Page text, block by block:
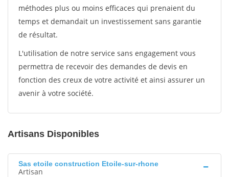
méthodes plus ou moins efficaces qui prenaient du
temps et demandait un investissement sans garantie
de résultat.
L'utilisation de notre service sans engagement vous
permettra de recevoir des demandes de devis en
fonction des creux de votre activité et ainsi assurer un
avenir à votre société.
Artisans Disponibles
Sas etoile construction Etoile-sur-rhone
Artisan